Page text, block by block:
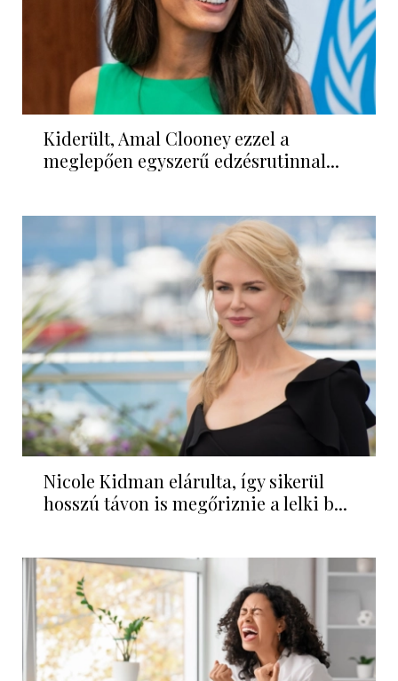
Kiderült, Amal Clooney ezzel a
meglepően egyszerű edzésrutinnal...
Nicole Kidman elárulta, így sikerül
hosszú távon is megőriznie a lelki b...